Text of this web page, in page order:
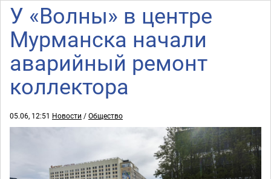
У «Волны» в центре
Мурманска начали
аварийный ремонт
коллектора
05.06, 12:51 Новости /Общество